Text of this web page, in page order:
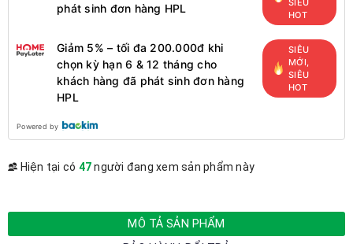
phát sinh đơn hàng HPL
SIÊU
HOT
Giảm 5% – tối đa 200.000đ khi
chọn kỳ hạn 6 & 12 tháng cho
khách hàng đã phát sinh đơn hàng
HPL
SIÊU
MỚI,
SIÊU
HOT
Powered by
Hiện tại có 47người đang xem sản phẩm này
MÔ TẢ SẢN PHẨM